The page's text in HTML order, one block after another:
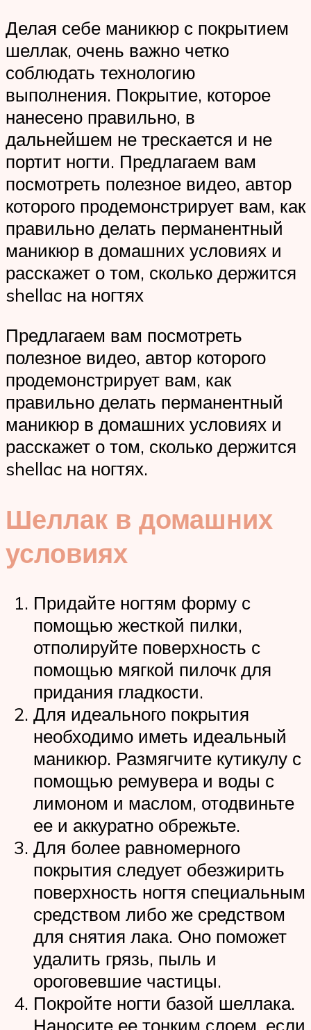
Делая себе маникюр с покрытием
шеллак, очень важно четко
соблюдать технологию
выполнения. Покрытие, которое
нанесено правильно, в
дальнейшем не трескается и не
портит ногти. Предлагаем вам
посмотреть полезное видео, автор
которого продемонстрирует вам, как
правильно делать перманентный
маникюр в домашних условиях и
расскажет о том, сколько держится
shellac на ногтях
Предлагаем вам посмотреть
полезное видео, автор которого
продемонстрирует вам, как
правильно делать перманентный
маникюр в домашних условиях и
расскажет о том, сколько держится
shellac на ногтях.
Шеллак в домашних
условиях
Придайте ногтям форму с
помощью жесткой пилки,
отполируйте поверхность с
помощью мягкой пилочк для
придания гладкости.
Для идеального покрытия
необходимо иметь идеальный
маникюр. Размягчите кутикулу с
помощью ремувера и воды с
лимоном и маслом, отодвиньте
ее и аккуратно обрежьте.
Для более равномерного
покрытия следует обезжирить
поверхность ногтя специальным
средством либо же средством
для снятия лака. Оно поможет
удалить грязь, пыль и
ороговевшие частицы.
Покройте ногти базой шеллака.
Наносите ее тонким слоем, если